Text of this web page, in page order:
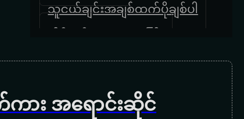
သူငယ်ချင်းအချစ်ထက်ပိုချစ်ပါ
လေလွင့်ခြင်းလမ်းမများ
ကျေးဇူးပါမေမေ
ား အရောင်းဆိုင်